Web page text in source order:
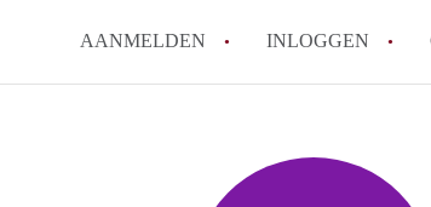
AANMELDEN INLOGGEN